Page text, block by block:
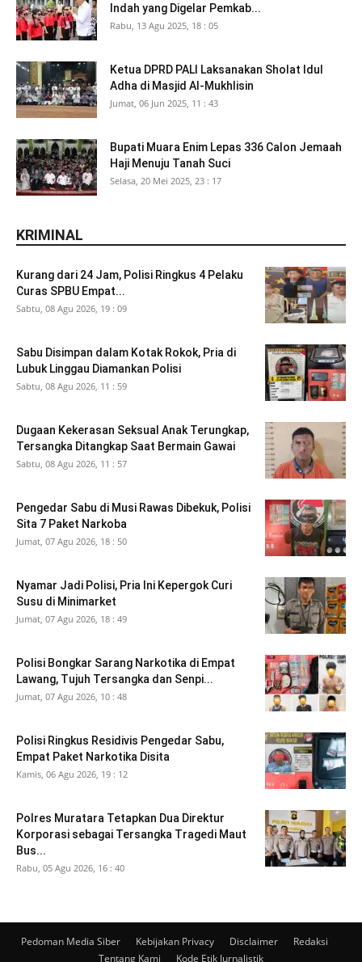
Indah yang Digelar Pemkab...
Rabu, 13 Agu 2025, 18 : 05
Ketua DPRD PALI Laksanakan Sholat Idul
Adha di Masjid Al-Mukhlisin
Jumat, 06 Jun 2025, 11 : 43
Bupati Muara Enim Lepas 336 Calon Jemaah
Haji Menuju Tanah Suci
Selasa, 20 Mei 2025, 23 : 17
KRIMINAL
Kurang dari 24 Jam, Polisi Ringkus 4 Pelaku
Curas SPBU Empat...
Sabtu, 08 Agu 2026, 19 : 09
Sabu Disimpan dalam Kotak Rokok, Pria di
Lubuk Linggau Diamankan Polisi
Sabtu, 08 Agu 2026, 11 : 59
Dugaan Kekerasan Seksual Anak Terungkap,
Tersangka Ditangkap Saat Bermain Gawai
Sabtu, 08 Agu 2026, 11 : 57
Pengedar Sabu di Musi Rawas Dibekuk, Polisi
Sita 7 Paket Narkoba
Jumat, 07 Agu 2026, 18 : 50
Nyamar Jadi Polisi, Pria Ini Kepergok Curi
Susu di Minimarket
Jumat, 07 Agu 2026, 18 : 49
Polisi Bongkar Sarang Narkotika di Empat
Lawang, Tujuh Tersangka dan Senpi...
Jumat, 07 Agu 2026, 10 : 48
Polisi Ringkus Residivis Pengedar Sabu,
Empat Paket Narkotika Disita
Kamis, 06 Agu 2026, 19 : 12
Polres Muratara Tetapkan Dua Direktur
Korporasi sebagai Tersangka Tragedi Maut
Bus...
Rabu, 05 Agu 2026, 16 : 40
Pedoman Media Siber Kebijakan Privacy Disclaimer
Redaksi
Tentang Kami
Kode Etik Jurnalistik